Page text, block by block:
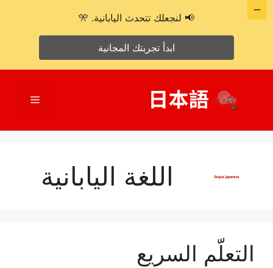
القائمة
اللغة اليابانية
التعلّم السريع
📢 لنجعلك تتحدث اليابانية. 🎌
ابدأ تجربتك المجانية